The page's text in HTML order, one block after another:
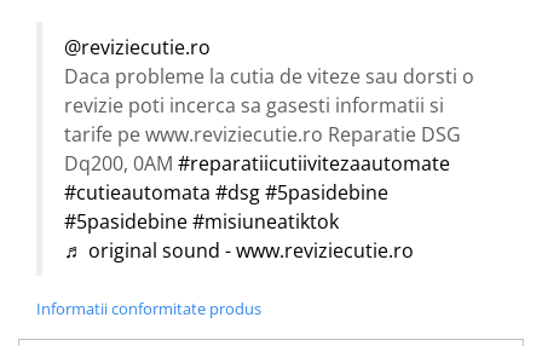
@reviziecutie.ro
Daca probleme la cutia de viteze sau dorsti o
revizie poti incerca sa gasesti informatii si
tarife pe www.reviziecutie.ro Reparatie DSG
Dq200, 0AM #reparatiicutiivitezaautomate
#cutieautomata #dsg#5pasidebine
#5pasidebine#misiuneatiktok
♬ original sound - www.reviziecutie.ro
Informatii conformitate produs